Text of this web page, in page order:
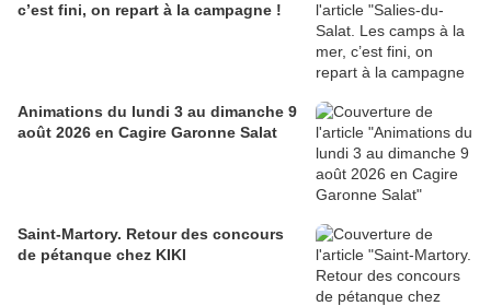
c’est fini, on repart à la campagne !
Animations du lundi 3 au dimanche 9
août 2026 en Cagire Garonne Salat
Saint-Martory. Retour des concours
de pétanque chez KIKI